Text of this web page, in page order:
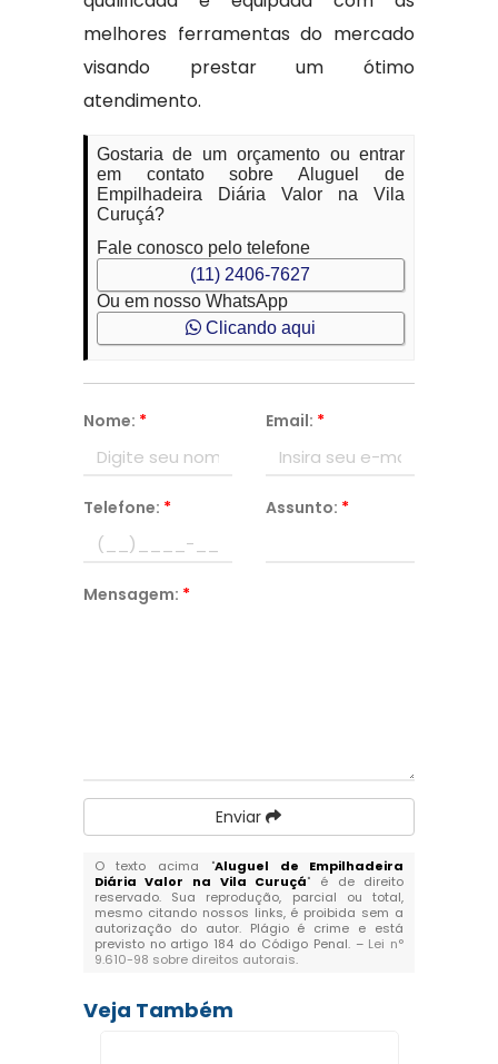
melhores ferramentas do mercado
visando prestar um ótimo
atendimento.
Gostaria de um orçamento ou entrar
em contato sobre Aluguel de
Empilhadeira Diária Valor na Vila
Curuçá?
Fale conosco pelo telefone
(11) 2406-7627
Ou em nosso WhatsApp
Clicando aqui
Nome: * Email: *
Telefone: * Assunto: *
Mensagem: *
Enviar
O texto acima "Aluguel de Empilhadeira
Diária Valor na Vila Curuçá" é de direito
reservado. Sua reprodução, parcial ou total,
mesmo citando nossos links, é proibida sem a
autorização do autor. Plágio é crime e está
previsto no artigo 184 do Código Penal. – Lei n°
9.610-98 sobre direitos autorais.
Veja Também